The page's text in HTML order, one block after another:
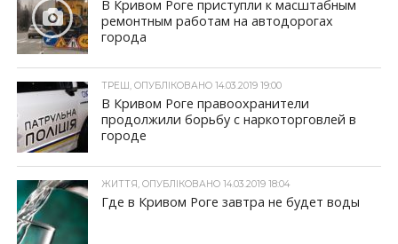
В Кривом Роге приступли к масштабным
ремонтным работам на автодорогах
города
ТРЕШ, ОПУБЛІКОВАНО 14.03.2019 19:00
В Кривом Роге правоохранители
продолжили борьбу с наркоторговлей в
городе
ЖИТТЯ, ОПУБЛІКОВАНО 14.03.2019 18:04
Где в Кривом Роге завтра не будет воды